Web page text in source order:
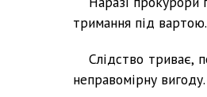
тримання під вартою.
Слідство триває,
неправомірну вигоду.